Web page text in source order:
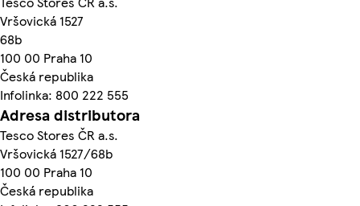
Vršovická 1527
68b
100 00 Praha 10
Česká republika
Infolinka: 800 222 555
Adresa distributora
Tesco Stores ČR a.s.
Vršovická 1527/68b
100 00 Praha 10
Česká republika